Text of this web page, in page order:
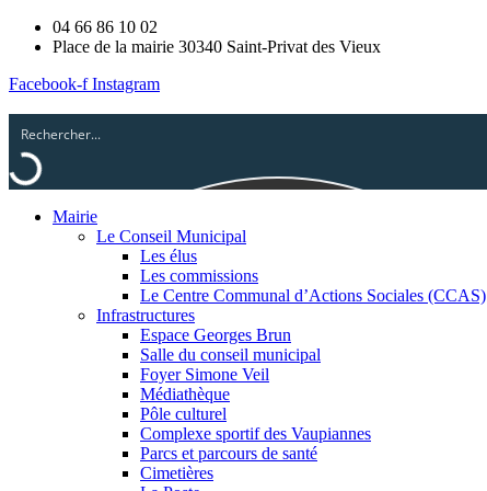
04 66 86 10 02
Place de la mairie 30340 Saint-Privat des Vieux
Facebook-f Instagram
Mairie
Le Conseil Municipal
Les élus
Les commissions
Le Centre Communal d’Actions Sociales (CCAS)
Infrastructures
Espace Georges Brun
Salle du conseil municipal
Foyer Simone Veil
Médiathèque
Pôle culturel
Complexe sportif des Vaupiannes
Parcs et parcours de santé
Cimetières